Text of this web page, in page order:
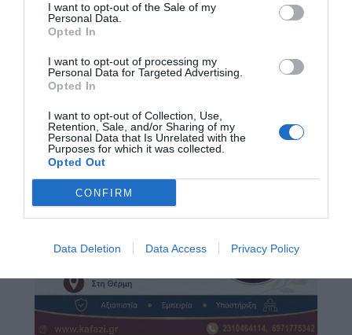
I want to opt-out of the Sale of my
Personal Data.
Opted In
I want to opt-out of processing my
Personal Data for Targeted Advertising.
Opted In
I want to opt-out of Collection, Use,
Retention, Sale, and/or Sharing of my
Personal Data that Is Unrelated with the
Purposes for which it was collected.
Opted Out
CONFIRM
Data Deletion Data Access Privacy Policy